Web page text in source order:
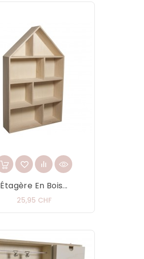
Étagère En Bois...
25,95 CHFPrix